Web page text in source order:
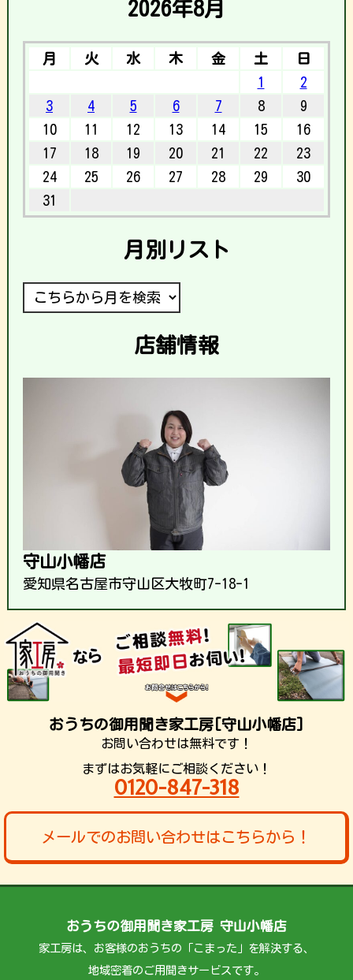
2026年8月
月 火 水 木 金 土
日
1
2
3
4 5 6 7 8
9
10
11 12 13 14 15
16
17
18 19 20 21 22
23
24
25 26 27 28 29
30
31
月別リスト
店舗情報
守山小幡店
愛知県名古屋市守山区大牧町7-18-1
おうちの御用聞き家工房[守山小幡店]
お問い合わせは無料です！
まずはお気軽にご相談ください！
0120-847-318
メールでのお問い合わせはこちらから！
おうちの御用聞き家工房 守山小幡店
家工房は、お客様のおうちの「こまった」を解決する、
地域密着のご用聞きサービスです。